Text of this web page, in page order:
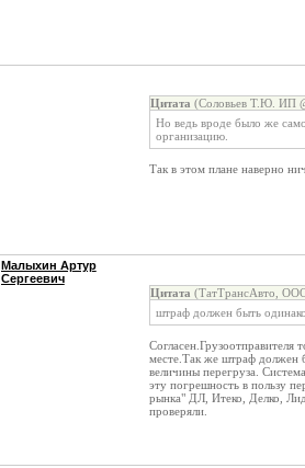
Цитата (Соловьев Т.Ю. ИП
Но ведь вроде было же
организацию.
Так в этом плане наверно
Малыхин Артур
Сергеевич
Цитата (ТатТрансАвто,
штраф должен быть
Согласен.Грузоотправителя
месте.Так же штраф должен
величины перегруза.
эту погрешность в пользу
рынка" ДЛ, Итеко, Делко,
проверяли.